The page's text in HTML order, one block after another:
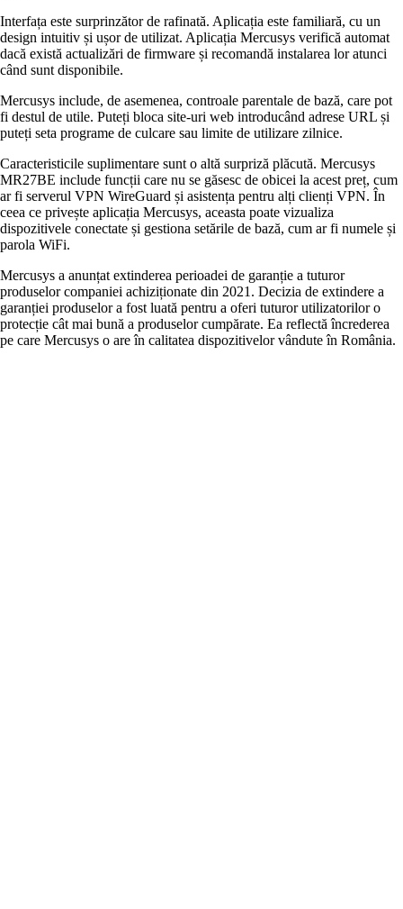
Interfața este surprinzător de rafinată. Aplicația este familiară, cu un
design intuitiv și ușor de utilizat. Aplicația Mercusys verifică automat
dacă există actualizări de firmware și recomandă instalarea lor atunci
când sunt disponibile.
Mercusys include, de asemenea, controale parentale de bază, care pot
fi destul de utile. Puteți bloca site-uri web introducând adrese URL și
puteți seta programe de culcare sau limite de utilizare zilnice.
Caracteristicile suplimentare sunt o altă surpriză plăcută. Mercusys
MR27BE include funcții care nu se găsesc de obicei la acest preț, cum
ar fi serverul VPN WireGuard și asistența pentru alți clienți VPN. În
ceea ce privește aplicația Mercusys, aceasta poate vizualiza
dispozitivele conectate și gestiona setările de bază, cum ar fi numele și
parola WiFi.
Mercusys a anunțat extinderea perioadei de garanție a tuturor
produselor companiei achiziționate din 2021. Decizia de extindere a
garanției produselor a fost luată pentru a oferi tuturor utilizatorilor o
protecție cât mai bună a produselor cumpărate. Ea reflectă încrederea
pe care Mercusys o are în calitatea dispozitivelor vândute în România.